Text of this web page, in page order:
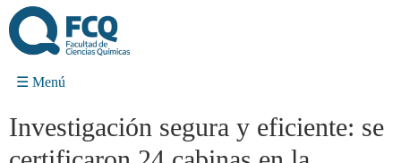
contenido
Investigación segura y eficiente: se